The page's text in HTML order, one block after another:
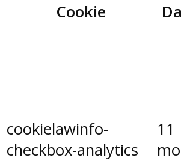
Cookie
cookielawinfo-
checkbox-analytics
11